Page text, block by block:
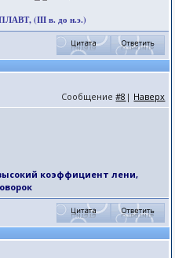
(III в. до н.э.)
Сообщение#8 | Наверх
коэффициент лени,